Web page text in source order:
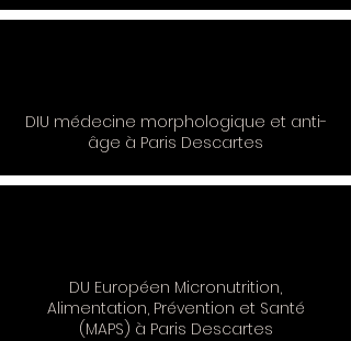
DIU médecine morphologique et anti-
âge à Paris Descartes
DU Européen Micronutrition,
Alimentation, Prévention et Santé
(MAPS) à Paris Descartes